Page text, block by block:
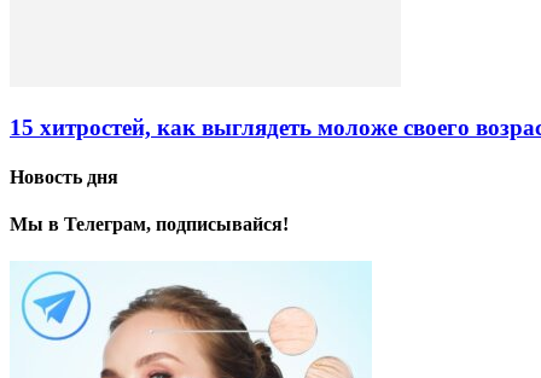
15 хитростей, как выглядеть моложе своего
Новость дня
Мы в Телеграм, подписывайся!